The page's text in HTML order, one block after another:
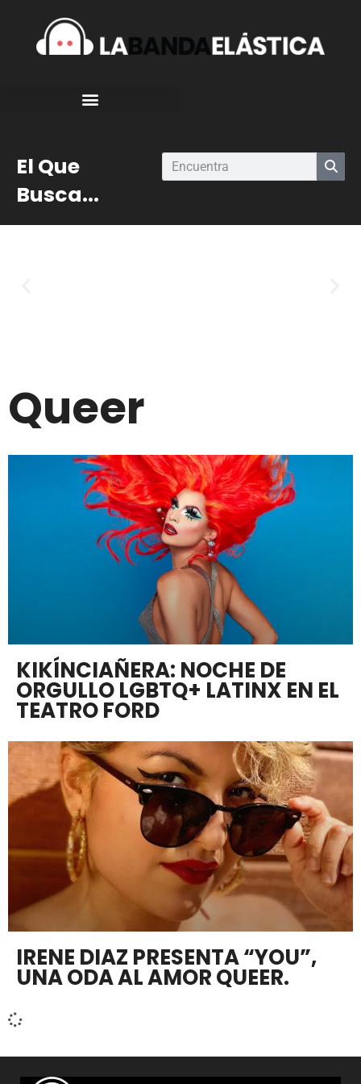
El Que
Busca...
Queer
KIKÍNCIAÑERA: NOCHE DE
ORGULLO LGBTQ+ LATINX EN EL
TEATRO FORD
IRENE DIAZ PRESENTA “YOU”,
UNA ODA AL AMOR QUEER.